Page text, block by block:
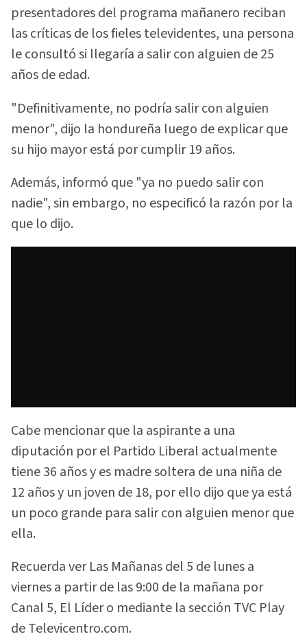
presentadores del programa mañanero reciban
las críticas de los fieles televidentes, una persona
le consultó si llegaría a salir con alguien de 25
años de edad.
"Definitivamente, no podría salir con alguien
menor", dijo la hondureña luego de explicar que
su hijo mayor está por cumplir 19 años.
Además, informó que "ya no puedo salir con
nadie", sin embargo, no especificó la razón por la
que lo dijo.
Cabe mencionar que la aspirante a una
diputación por el Partido Liberal actualmente
tiene 36 años y es madre soltera de una niña de
12 años y un joven de 18, por ello dijo que ya está
un poco grande para salir con alguien menor que
ella.
Recuerda ver Las Mañanas del 5 de lunes a
viernes a partir de las 9:00 de la mañana por
Canal 5, El Líder o mediante la sección TVC Play
de Televicentro.com.